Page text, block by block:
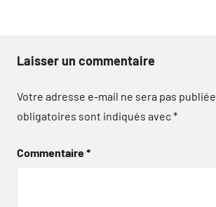
Laisser un commentaire
Votre adresse e-mail ne sera pas publiée.
obligatoires sont indiqués avec*
Commentaire*